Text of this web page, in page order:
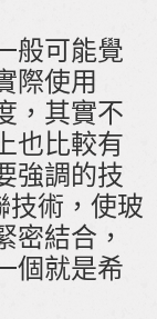
般可能覺
際使用
，其實不
也比較有
強調的技
技術，使玻
密結合，
個就是希